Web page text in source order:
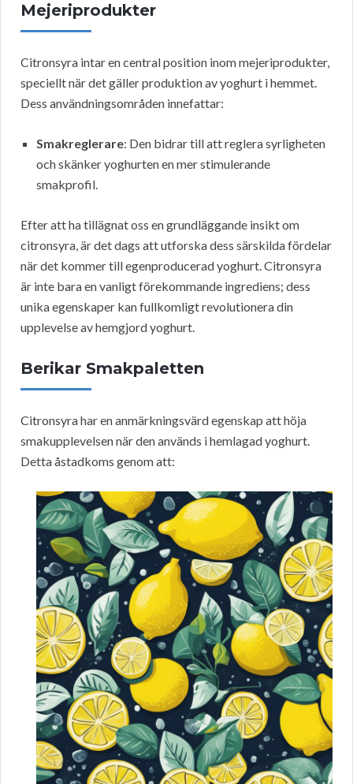
Mejeriprodukter
Citronsyra intar en central position inom mejeriprodukter,
speciellt när det gäller produktion av yoghurt i hemmet.
Dess användningsområden innefattar:
Smakreglerare: Den bidrar till att reglera syrligheten
och skänker yoghurten en mer stimulerande
smakprofil.
Efter att ha tillägnat oss en grundläggande insikt om
citronsyra, är det dags att utforska dess särskilda fördelar
när det kommer till egenproducerad yoghurt. Citronsyra
är inte bara en vanligt förekommande ingrediens; dess
unika egenskaper kan fullkomligt revolutionera din
upplevelse av hemgjord yoghurt.
Berikar Smakpaletten
Citronsyra har en anmärkningsvärd egenskap att höja
smakupplevelsen när den används i hemlagad yoghurt.
Detta åstadkoms genom att: